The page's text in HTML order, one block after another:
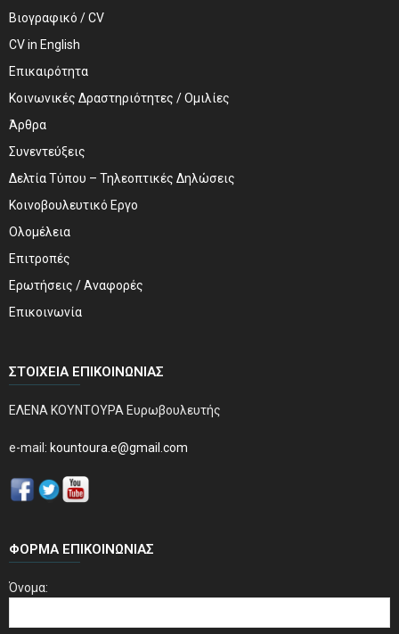
Βιογραφικό / CV
CV in English
Επικαιρότητα
Κοινωνικές Δραστηριότητες / Ομιλίες
Άρθρα
Συνεντεύξεις
Δελτία Τύπου – Τηλεοπτικές Δηλώσεις
Κοινοβουλευτικό Εργο
Ολομέλεια
Επιτροπές
Ερωτήσεις / Αναφορές
Επικοινωνία
ΣΤΟΙΧΕΊΑ ΕΠΙΚΟΙΝΩΝΊΑΣ
ΕΛΕΝΑ ΚΟΥΝΤΟΥΡΑ Ευρωβουλευτής
e-mail: kountoura.e@gmail.com
ΦΌΡΜΑ ΕΠΙΚΟΙΝΩΝΊΑΣ
Όνομα: